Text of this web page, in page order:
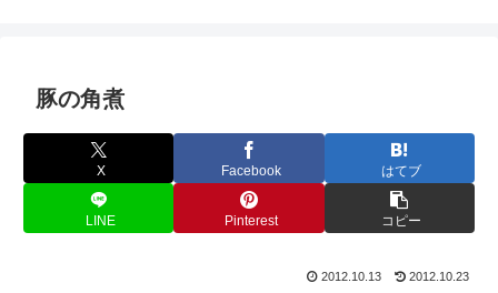
豚の角煮
X Facebook はてブ
LINE Pinterest コピー
2012.10.13 2012.10.23